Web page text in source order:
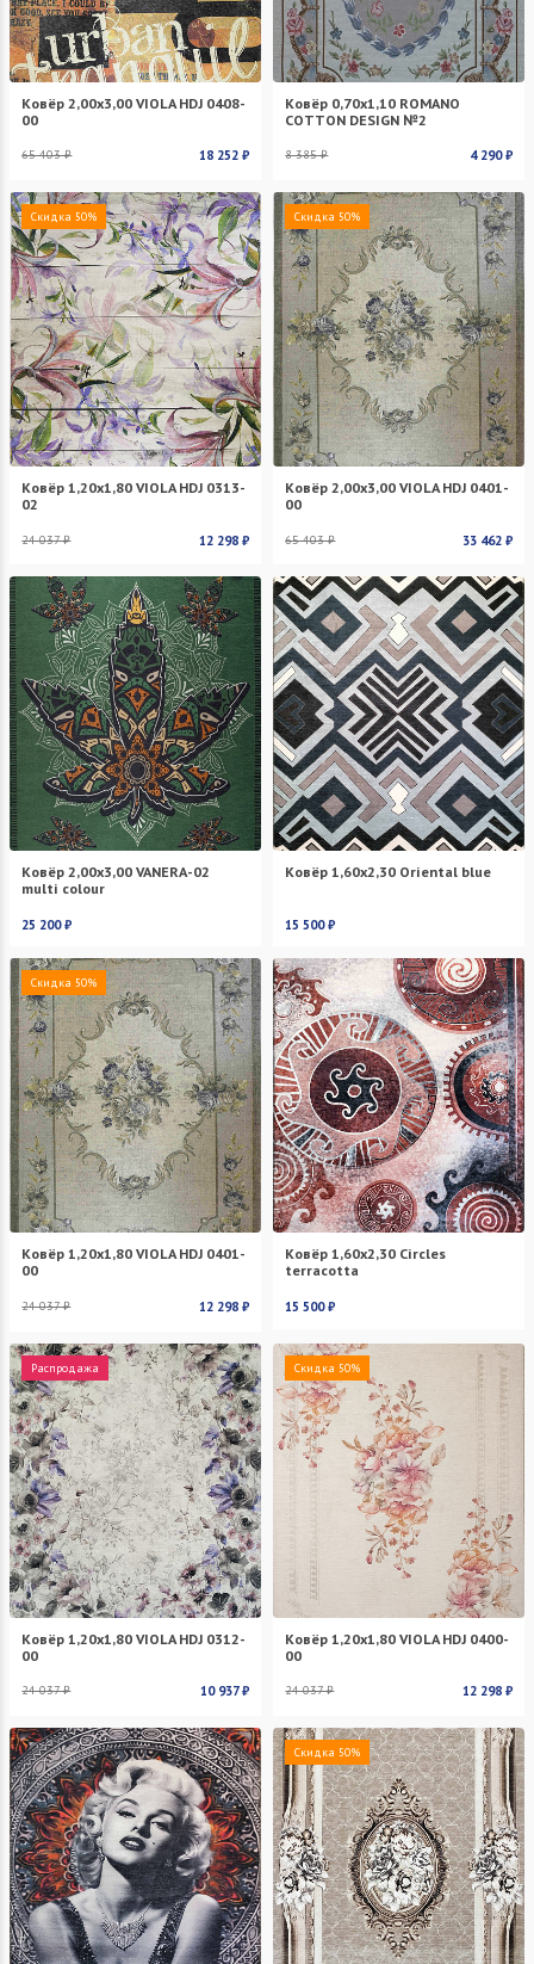
Ковёр 2,00х3,00 VIOLA HDJ 0408-
00
65 403 ₽ 18 252 ₽
Ковёр 0,70х1,10 ROMANO
COTTON DESIGN №2
8 385 ₽ 4 290 ₽
Скидка 50%
Ковёр 1,20х1,80 VIOLA HDJ 0313-
02
24 037 ₽ 12 298 ₽
Скидка 50%
Ковёр 2,00х3,00 VIOLA HDJ 0401-
00
65 403 ₽ 33 462 ₽
Ковёр 2,00х3,00 VANERA-02
multi colour
25 200 ₽
Ковёр 1,60х2,30 Oriental blue
15 500 ₽
Скидка 50%
Ковёр 1,20х1,80 VIOLA HDJ 0401-
00
24 037 ₽ 12 298 ₽
Ковёр 1,60х2,30 Circles
terracotta
15 500 ₽
Распродажа
Ковёр 1,20х1,80 VIOLA HDJ 0312-
00
24 037 ₽ 10 937 ₽
Скидка 50%
Ковёр 1,20х1,80 VIOLA HDJ 0400-
00
24 037 ₽ 12 298 ₽
Скидка 50%